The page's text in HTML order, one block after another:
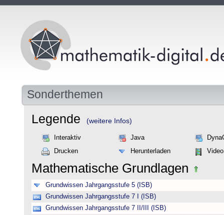
Sonderthemen
Legende (weitere Infos)
Interaktiv Java
Drucken
Herunterladen Video
Mathematische Grundlagen
Grundwissen Jahrgangsstufe 5 (ISB)
Grundwissen Jahrgangsstufe 7 I (ISB)
Grundwissen Jahrgangsstufe 7 II/III (ISB)